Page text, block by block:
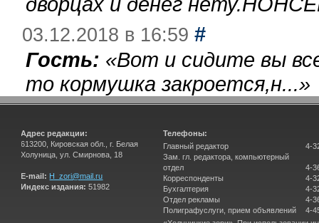
03.12.2018 в 16:59 #
Гость: «Вот и сидите вы
то кормушка закроется,н...»
Адрес редакции:
613200, Кировская обл., г. Белая
Холуница, ул. Смирнова, 18
E-mail: H_zori@mail.ru
Индекс издания: 51982
Телефоны:
Главный редактор
Зам. гл. редактора, компьютерный
отдел
Корреспонденты
Бухгалтерия
Отдел рекламы
Полиграфуслуги, прием объявлений
4-
4-
4-
4-
4-
4-